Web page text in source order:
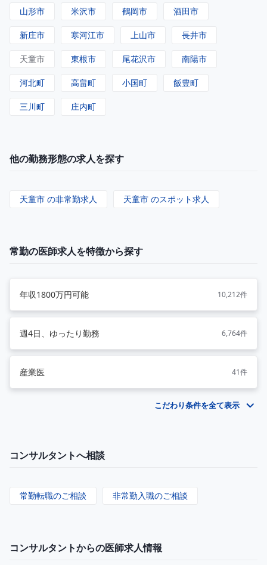
山形市 米沢市 鶴岡市 酒田市
新庄市 寒河江市 上山市 長井市
天童市 東根市 尾花沢市 南陽市
河北町 高畠町 小国町 飯豊町
三川町 庄内町
他の勤務形態の求人を探す
天童市 の非常勤求人 天童市 のスポット求人
常勤の医師求人を特徴から探す
年収1800万円可能 10,212件
週4日、ゆったり勤務 6,764件
産業医 41件
こだわり条件を全て表示
コンサルタントへ相談
常勤転職のご相談 非常勤入職のご相談
コンサルタントからの医師求人情報